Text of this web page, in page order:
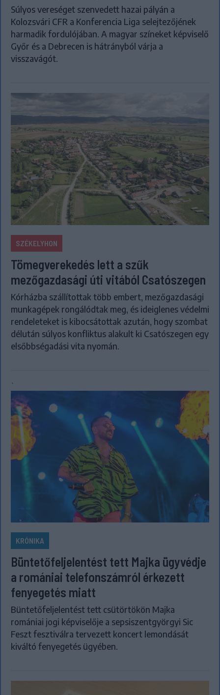
Súlyos vereséget szenvedett hazai pályán a
Kolozsvári CFR a Konferencia Liga selejtezőjének
harmadik fordulójában. A magyar színeket képviselő
Győr és a Debrecen is hátrányból várja a
visszavágót.
SZÉKELYHON
Tömegverekedés lett a szűk
mezőgazdasági úti vitából Csatószegen
Kórházba szállítottak több embert, mezőgazdasági
munkagépek rongálódtak meg, és ideiglenes védelmi
rendeleteket is kibocsátottak azután, hogy szombat
délután súlyos konfliktus alakult ki Csatószegen egy
elsőbbségadási vita nyomán.
`
KRÓNIKA
Büntetőfeljelentést tett Majka ügyvédje
a romániai telefonszámról érkezett
fenyegetés miatt
Büntetőfeljelentést tett csütörtökön Majka
romániai jogi képviselője a sepsiszentgyörgyi Sic
Feszt fesztiválra tervezett koncert lemondását
kiváltó fenyegetés ügyében.